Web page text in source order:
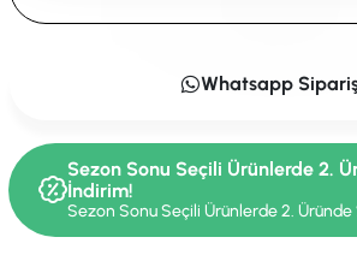
Whatsapp
Sezon Sonu Seçili Ürünlerde 2.
İndirim!
Sezon Sonu Seçili Ürünlerde 2. Üründe